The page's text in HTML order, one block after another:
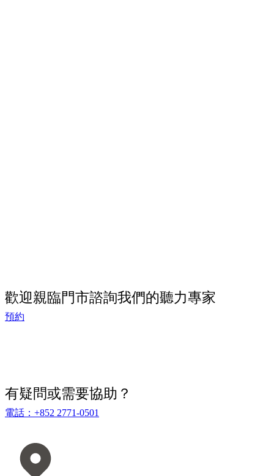
歡迎親臨門市諮詢我們的聽力專家
預約
有疑問或需要協助？
電話：+852 2771-0501